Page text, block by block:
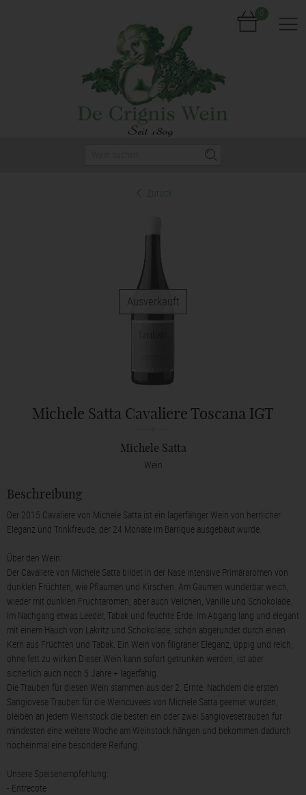
Zurück
Ausverkauft
Michele Satta Cavaliere Toscana IGT
Michele Satta
Wein
Beschreibung
Der 2015 Cavaliere von Michele Satta ist ein lagerfähger Wein von herrlicher
Eleganz und Trinkfreude, der 24 Monate im Barrique ausgebaut wurde.
Über den Wein:
Der Cavaliere von Michele Satta bildet in der Nase intensive Primäraromen von
dunklen Früchten, wie Pflaumen und Kirschen. Am Gaumen wunderbar weich,
wieder mit dunklen Fruchtaromen, aber auch Veilchen, Vanille und Schokolade.
Im Nachgang etwas Leeder, Tabak und feuchte Erde. Im Abgang lang und elegant
mit einem Hauch von Lakritz und Schokolade, schön abgerundet durch einen
Kern aus Früchten und Tabak. Ein Wein von filigraner Eleganz, üppig und reich,
ohne fett zu wirken.Dieser Wein kann sofort getrunken werden, ist aber
sicherlich auch noch 5 Jahre + lagerfähig.
Die Trauben für diesen Wein stammen aus der 2. Ernte. Nachdem die ersten
Sangiovese Trauben für die Weincuveés von Michele Satta geernet wurden,
bleiben an jedem Weinstock die besten ein oder zwei Sangiovesetrauben für
mindesten eine weitere Woche am Weinstock hängen und bekommen dadurch
nocheinmal eine besondere Reifung.
Unsere Speisenempfehlung:
- Entrecote